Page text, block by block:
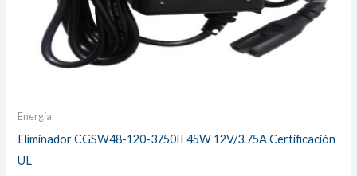
Energía
Eliminador CGSW48-120-3750II 45W 12V/3.75A Certificación
UL